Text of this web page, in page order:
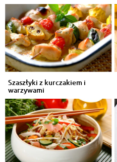
Szaszłyki z kurczakiem i
warzywami